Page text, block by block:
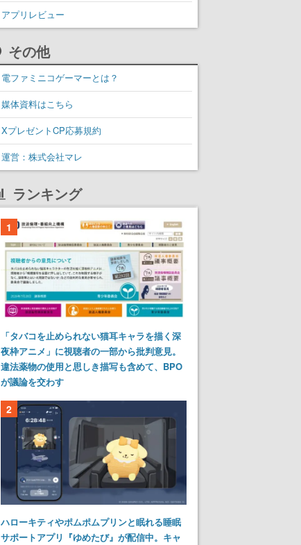
アプリレビュー
その他
電ファミニコゲーマーとは？
媒体資料はこちら
XプレゼントCP応募規約
運営：株式会社マレ
ランキング
1
「タバコを止められない猫耳キャラを描く深
夜枠アニメ」に視聴者の一部から批判意見。
違法薬物の使用と思しき描写も含めて、BPO
が議論を交わす
2
ハローキティやポムポムプリンと眠れる睡眠
サポートアプリ『ゆめたび』が配信中。キャ